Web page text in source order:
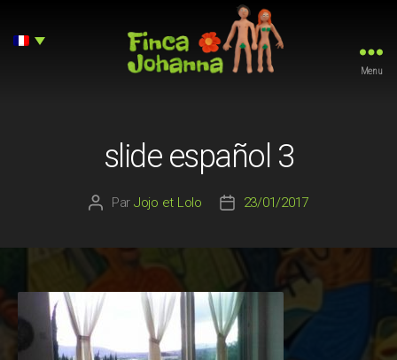
Menu
slide español 3
Auteur
Par Jojo et Lolo
Date23/01/2017